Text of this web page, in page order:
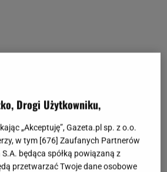
Drogi Użytkowniku,
„Akceptuję”, Gazeta.pl sp. z o.o.
w tym [676] Zaufanych Partnerów
będąca spółką powiązaną z
przetwarzać Twoje dane osobowe